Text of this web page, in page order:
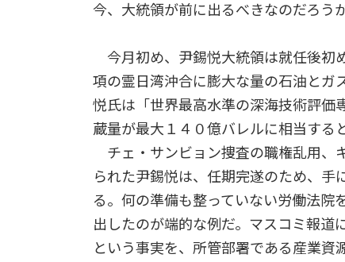
:
今、大統領が前に出るべきなのだろう
今月初め、尹錫悦大統領は就任後初
項の霊日湾沖合に膨大な量の石油とガ
悦氏は「世界最高水準の深海技術評価
蔵量が最大１４０億バレルに相当する
チェ・サンビョン捜査の職権乱用、
られた尹錫悦は、任期完遂のため、
る。何の準備も整っていない労働法院
出したのが端的な例だ。マスコミ報道
という事実を、所管部署である産業